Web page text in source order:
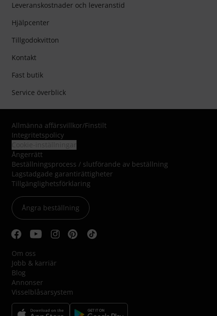
Leveranskostnader och leveranstid
Hjälpcenter
Tillgodokvitton
Kontakt
Fast butik
Service överblick
Allmänna affärsvillkor/Finstilt
Integritetspolicy
Ångerrätt
Beställningsprocess / slutförande av beställning
Lagstadgade garantirättigheter
Tillgänglighetsförklaring
Ångra beställning
Om oss
Jobb & karriär
Blog
Annonser
Visselblåsarsystem